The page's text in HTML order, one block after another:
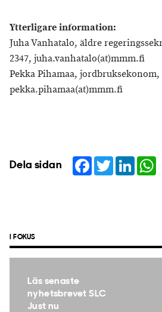
Ytterligare information:
Juha Vanhatalo, äldre
2347, juha.vanhatalo(at)mmm.fi
Pekka Pihamaa, jordbruksekonom,
pekka.pihamaa(at)mmm.fi
Dela sidan Facebook
Twitter
I FOKUS
Läs senaste
nyhetsbrevet SLC
Just nu